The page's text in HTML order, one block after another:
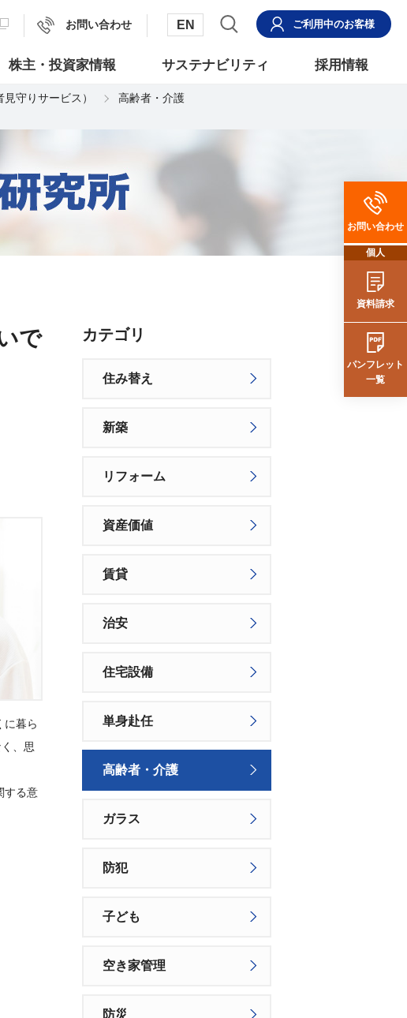
お問い合わせ EN ご利用中のお客様
株主・投資家情報 サステナビリティ 採用情報
守りサービス）
高齢者・介護
で
に暮ら
、思
する意
カテゴリ
住み替え
新築
リフォーム
資産価値
賃貸
治安
住宅設備
単身赴任
高齢者・介護
ガラス
防犯
子ども
空き家管理
防災
お問い合わせ
個人
資料請求
パンフレット
一覧